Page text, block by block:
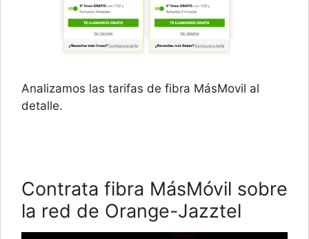
Analizamos las tarifas de fibra MásMovil al
detalle.
Contrata fibra MásMóvil sobre
la red de Orange-Jazztel